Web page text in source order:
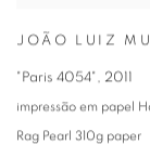
JOÃO LUIZ
"Paris 4054" , 2011
impressão em papel
Rag Pearl 310g paper